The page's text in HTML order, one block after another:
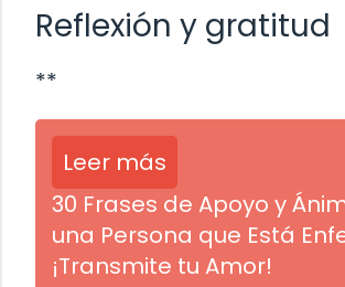
Reflexión y gratitud
**
Leer más
30 Frases de Apoyo y
una Persona que Está
¡Transmite tu Amor!